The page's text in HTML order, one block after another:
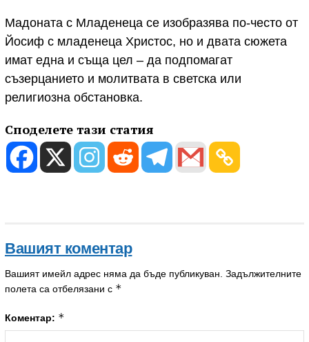
Мадоната с Младенеца се изобразява по-често от
Йосиф с младенеца Христос, но и двата сюжета
имат една и съща цел – да подпомагат
съзерцанието и молитвата в светска или
религиозна обстановка.
Споделете тази статия
Вашият коментар
Вашият имейл адрес няма да бъде публикуван. Задължителните
полета са отбелязани с *
Коментар: *